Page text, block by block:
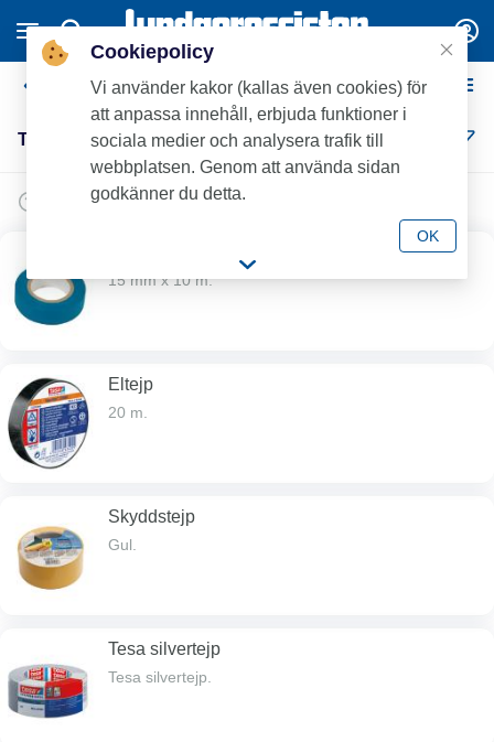
Tejp (21)
15 mm x 10 m.
Eltejp
20 m.
Skyddstejp
Gul.
Tesa silvertejp
Tesa silvertejp.
Cookiepolicy
Vi använder kakor (kallas även cookies) för
att anpassa innehåll, erbjuda funktioner i
sociala medier och analysera trafik till
webbplatsen. Genom att använda sidan
godkänner du detta.
OK